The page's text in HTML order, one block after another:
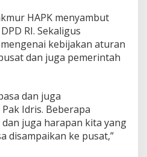
HAPK menyambut
RI. Sekaligus
kebijakan aturan
dan juga pemerintah
dan juga
Idris. Beberapa
juga harapan kita yang
disampaikan ke pusat,”